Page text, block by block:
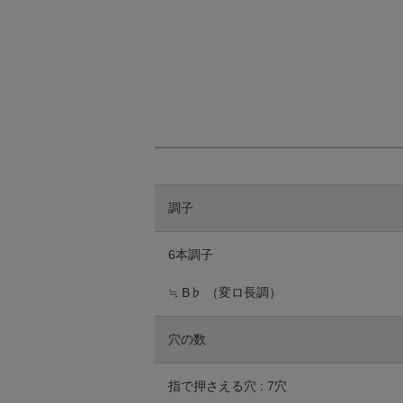
調子
6本調子
≒ B♭ （変ロ長調）
穴の数
指で押さえる穴 : 7穴